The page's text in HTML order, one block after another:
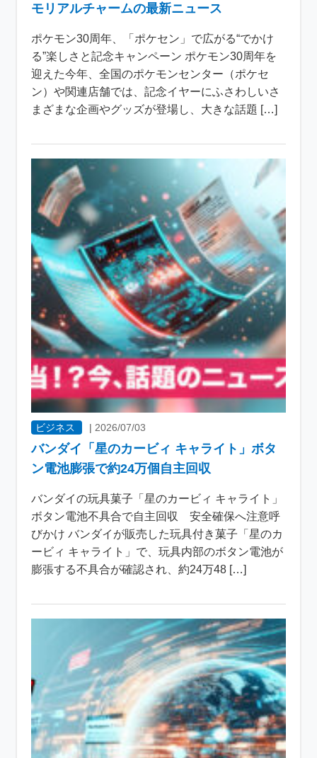
モリアルチャームの最新ニュース
ポケモン30周年、「ポケセン」で広がる“でかけ
る”楽しさと記念キャンペーン ポケモン30周年を
迎えた今年、全国のポケモンセンター（ポケセ
ン）や関連店舗では、記念イヤーにふさわしいさ
まざまな企画やグッズが登場し、大きな話題 […]
ビジネス | 2026/07/03
バンダイ「星のカービィ キャライト」ボタ
ン電池膨張で約24万個自主回収
バンダイの玩具菓子「星のカービィ キャライト」
ボタン電池不具合で自主回収 安全確保へ注意呼
びかけ バンダイが販売した玩具付き菓子「星のカ
ービィ キャライト」で、玩具内部のボタン電池が
膨張する不具合が確認され、約24万48 […]